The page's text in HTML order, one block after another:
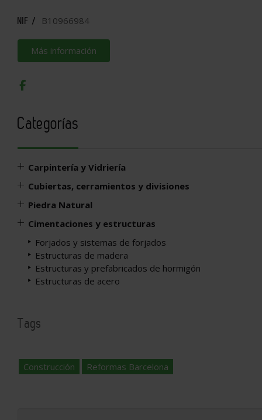
NIF / B10966984
Más información
Categorías
Carpintería y Vidriería
Cubiertas, cerramientos y divisiones
Piedra Natural
Cimentaciones y estructuras
Forjados y sistemas de forjados
Estructuras de madera
Estructuras y prefabricados de hormigón
Estructuras de acero
Tags
Construcción Reformas Barcelona